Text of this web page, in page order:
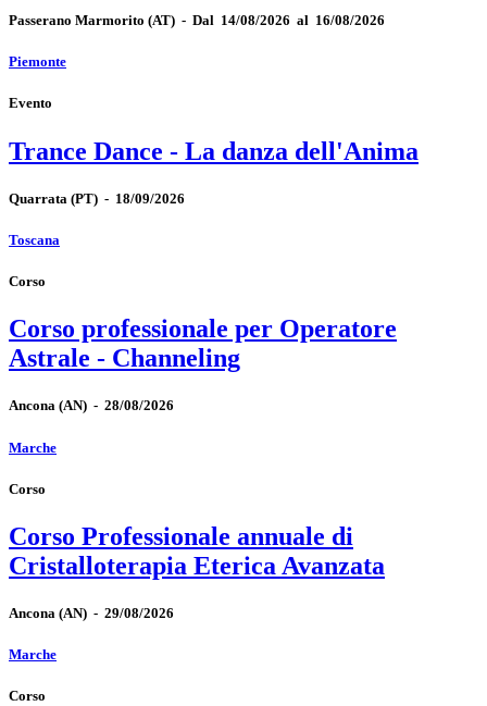
Passerano Marmorito (AT) - Dal 14/08/2026 al 16/08/2026
Piemonte
Evento
Trance Dance - La danza dell'Anima
Quarrata (PT) - 18/09/2026
Toscana
Corso
Corso professionale per Operatore
Astrale - Channeling
Ancona (AN) - 28/08/2026
Marche
Corso
Corso Professionale annuale di
Cristalloterapia Eterica Avanzata
Ancona (AN) - 29/08/2026
Marche
Corso